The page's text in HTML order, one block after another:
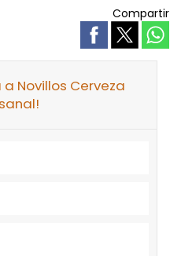
Compartir
a Novillos Cerveza